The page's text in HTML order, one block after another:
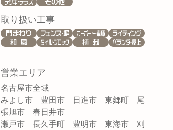
取り扱い工事
営業エリア
名古屋市全域
みよし市 豊田市 日進市 東郷町 尾
張旭市 春日井市
瀬戸市 長久手町 豊明市 東海市 刈